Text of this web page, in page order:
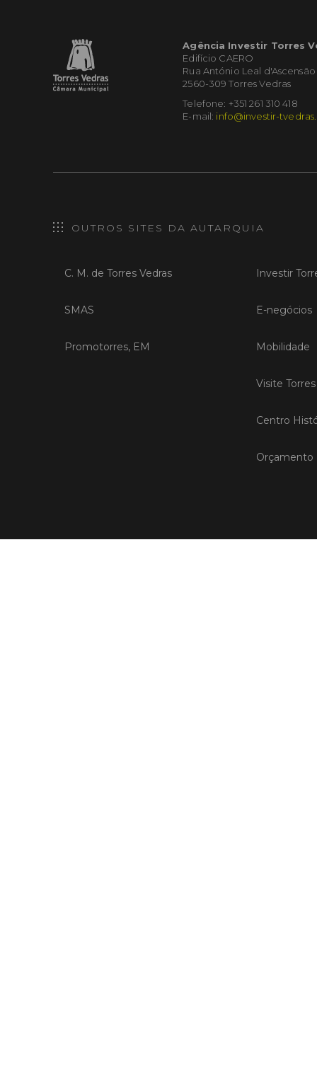
Agência Investir Torres
Edifício CAERO
Rua António Leal d'Ascensão
2560-309 Torres Vedras
Telefone: +351 261 310 418
E-mail: info@investir-
OUTROS SITES DA AUTARQUIA
C. M. de Torres Vedras
SMAS
Promotorres, EM
Investir
E-negócios
Mobilidade
Visite
Centro
Orçamento